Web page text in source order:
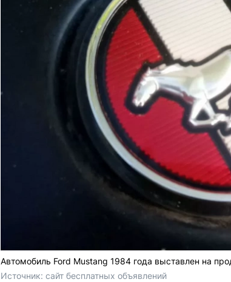
Автомобиль Ford Mustang 1984 года выставлен на
Источник: сайт бесплатных объявлений